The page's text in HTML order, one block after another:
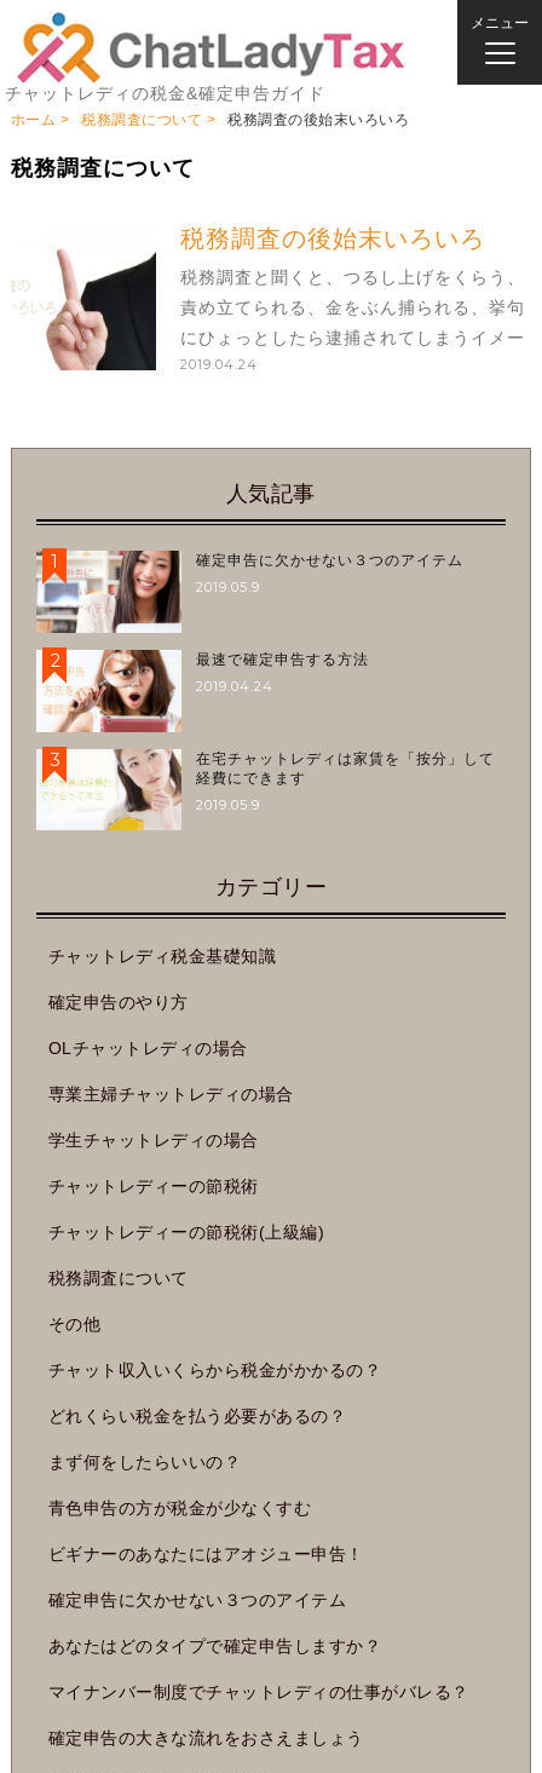
チャットレディの税金&確定申告ガイド
メニュー
ホーム 税務調査について 税務調査の後始末いろいろ
税務調査について
税務調査の後始末いろいろ
税務調査と聞くと、つるし上げをくらう、
責め立てられる、金をぶん捕られる、挙句
にひょっとしたら逮捕されてしまうイメー
ジがあると思いますが、そんなに怖いもの
2019.04.24
人気記事
1
確定申告に欠かせない３つのアイテム
2019.05.9
2
最速で確定申告する方法
2019.04.24
3
在宅チャットレディは家賃を「按分」して
経費にできます
2019.05.9
カテゴリー
チャットレディ税金基礎知識
確定申告のやり方
OLチャットレディの場合
専業主婦チャットレディの場合
学生チャットレディの場合
チャットレディーの節税術
チャットレディーの節税術(上級編)
税務調査について
その他
チャット収入いくらから税金がかかるの？
どれくらい税金を払う必要があるの？
まず何をしたらいいの？
青色申告の方が税金が少なくすむ
ビギナーのあなたにはアオジュー申告！
確定申告に欠かせない３つのアイテム
あなたはどのタイプで確定申告しますか？
マイナンバー制度でチャットレディの仕事がバレる？
確定申告の大きな流れをおさえましょう